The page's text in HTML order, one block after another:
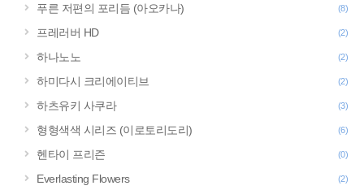
푸른 저편의 포리듬 (아오카나) (8)
프레러버 HD (2)
하나노노 (2)
하미다시 크리에이티브 (2)
하츠유키 사쿠라 (3)
형형색색 시리즈 (이로토리도리) (6)
헨타이 프리즌 (0)
Everlasting Flowers (2)